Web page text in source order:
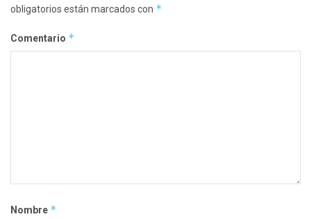
obligatorios están marcados con *
Comentario *
Nombre *